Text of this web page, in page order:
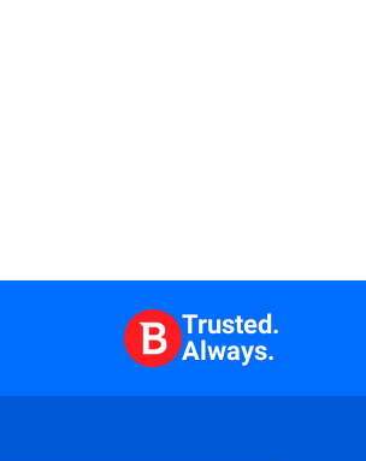
Trusted.
Always.